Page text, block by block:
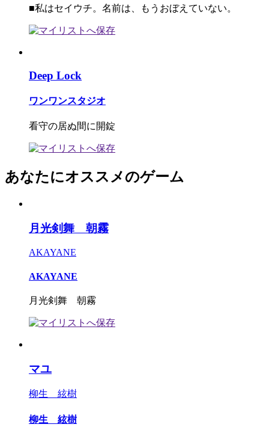
■私はセイウチ。名前は、もうおぼえていない。
Deep Lock
ワンワンスタジオ
看守の居ぬ間に開錠
あなたにオススメのゲーム
月光剣舞 朝霧
AKAYANE
AKAYANE
月光剣舞 朝霧
マユ
柳生 絃樹
柳生 絃樹